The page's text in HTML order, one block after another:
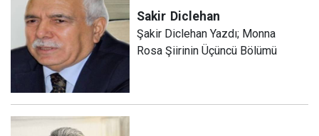
Sakir Diclehan
Şakir Diclehan Yazdı; Monna
Rosa Şiirinin Üçüncü Bölümü